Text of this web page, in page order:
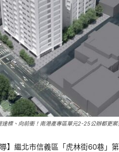
標、向前衝！南港產專區單元2-25公辦都更
】繼北市信義區「虎林街60巷」